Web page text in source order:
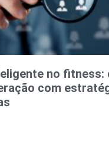
no fitness:
com